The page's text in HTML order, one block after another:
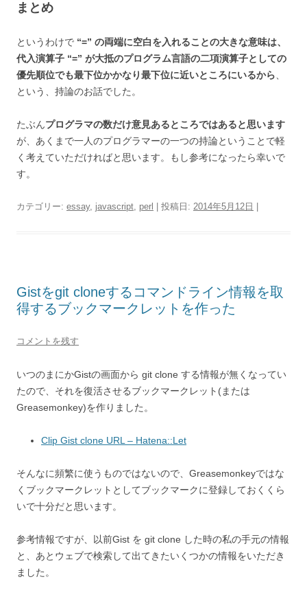
まとめ
というわけで “=” の両端に空白を入れることの大きな意味は、
代入演算子 “=” が大抵のプログラム言語の二項演算子としての
優先順位でも最下位かかなり最下位に近いところにいるから
という、持論のお話でした。
たぶんプログラマの数だけ意見あるところではあると思います
が、あくまで一人のプログラマーの一つの持論ということで軽
く考えていただければと思います。もし参考になったら幸いで
す。
カテゴリー: essay, javascript, perl | 投稿日: 2014年5月12日
Gistをgit cloneするコマンドライン情報を取
得するブックマークレットを作った
コメントを残す
いつのまにかGistの画面から git clone する情報が無くなってい
たので、それを復活させるブックマークレット(または
Greasemonkey)を作りました。
Clip Gist clone URL – Hatena::Let
そんなに頻繁に使うものではないので、Greasemonkeyではな
くブックマークレットとしてブックマークに登録しておくくら
いで十分だと思います。
参考情報ですが、以前Gist を git clone した時の私の手元の情報
と、あとウェブで検索して出てきたいくつかの情報をいただき
ました。